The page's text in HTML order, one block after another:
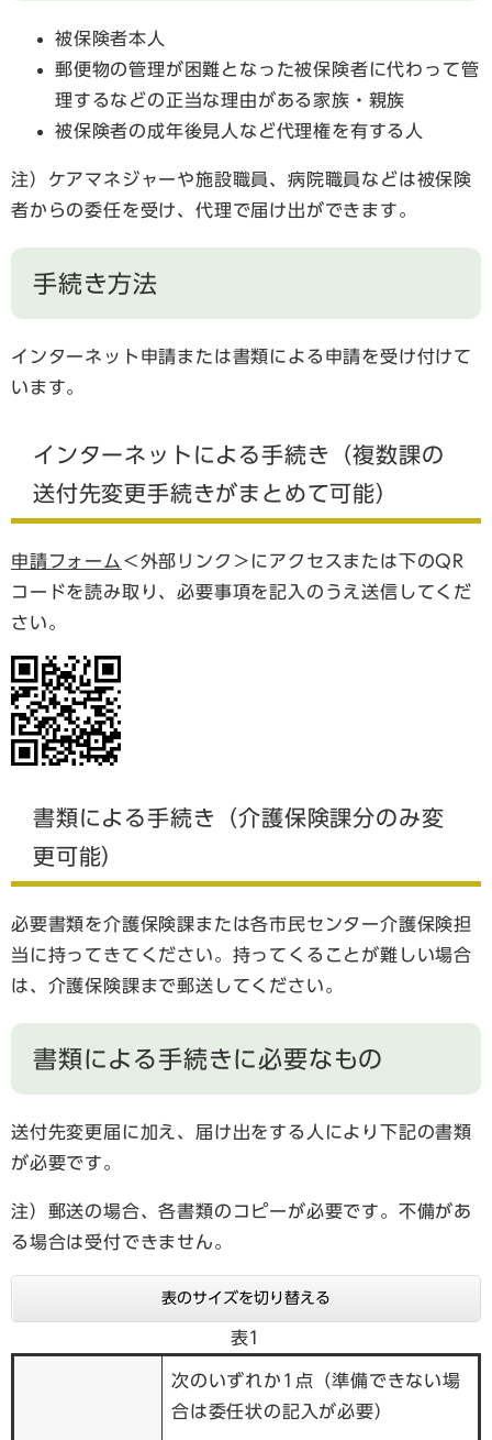
被保険者本人
郵便物の管理が困難となった被保険者に代わって管
理するなどの正当な理由がある家族・親族
被保険者の成年後見人など代理権を有する人
注）ケアマネジャーや施設職員、病院職員などは被保険
者からの委任を受け、代理で届け出ができます。
手続き方法
インターネット申請または書類による申請を受け付けて
います。
インターネットによる手続き（複数課の
送付先変更手続きがまとめて可能）
申請フォーム ＜外部リンク＞ にアクセスまたは下のQR
コードを読み取り、必要事項を記入のうえ送信してくだ
さい。
書類による手続き（介護保険課分のみ変
更可能）
必要書類を介護保険課または各市民センター介護保険担
当に持ってきてください。持ってくることが難しい場合
は、介護保険課まで郵送してください。
書類による手続きに必要なもの
送付先変更届に加え、届け出をする人により下記の書類
が必要です。
注）郵送の場合、各書類のコピーが必要です。不備があ
る場合は受付できません。
表のサイズを切り替える
表1
次のいずれか1点（準備できない場
合は委任状の記入が必要）